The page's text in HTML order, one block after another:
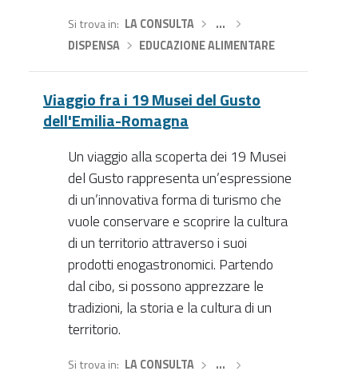
Si trova in LA CONSULTA› …
DISPENSA› EDUCAZIONE ALIMENTARE
Viaggio fra i 19 Musei del Gusto
dell'Emilia-Romagna
Un viaggio alla scoperta dei 19 Musei
del Gusto rappresenta un’espressione
di un’innovativa forma di turismo che
vuole conservare e scoprire la cultura
di un territorio attraverso i suoi
prodotti enogastronomici. Partendo
dal cibo, si possono apprezzare le
tradizioni, la storia e la cultura di un
territorio.
Si trova in LA CONSULTA› …